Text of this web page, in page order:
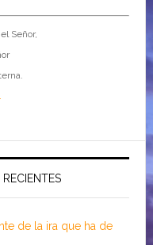
Señor,
de la ira que ha de